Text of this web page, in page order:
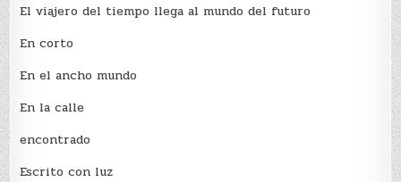
El viajero del tiempo llega al mundo del futuro
En corto
En el ancho mundo
En la calle
encontrado
Escrito con luz